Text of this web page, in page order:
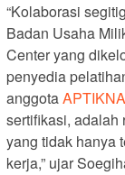
“Kolaborasi
Badan Usaha
Center yang
penyedia
anggota
sertifikasi, adalah
yang tidak hanya
kerja,” ujar